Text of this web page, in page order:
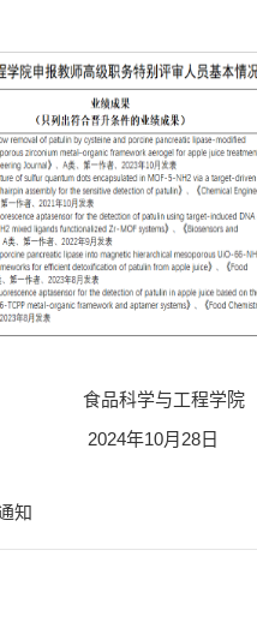
程学院
28日
知